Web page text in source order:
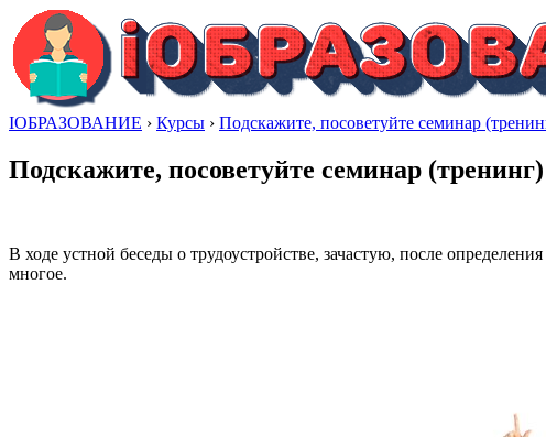
IОБРАЗОВАНИЕ › Курсы › Подскажите, посоветуйте семинар
Подскажите, посоветуйте семинар
В ходе устной беседы о трудоустройстве, зачастую, после
многое.